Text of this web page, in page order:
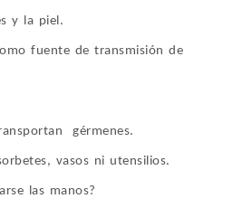
y la piel.
fuente de transmisión de
gérmenes.
vasos ni utensilios.
las manos?